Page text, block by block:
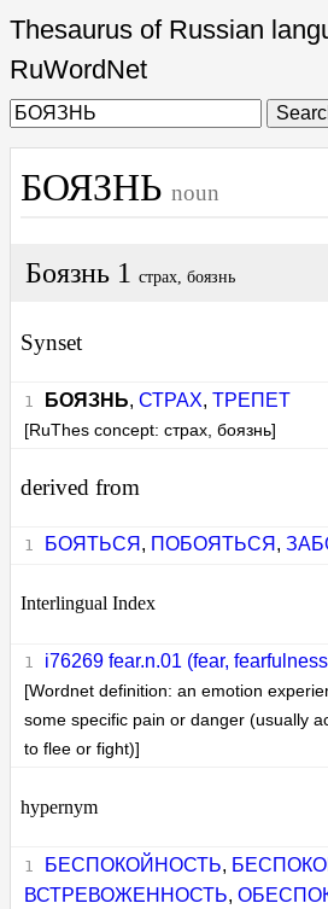
Thesaurus of Russian
RuWordNet
БОЯЗНЬ noun
Боязнь 1 страх, боязнь
Synset
БОЯЗНЬ, СТРАХ, ТРЕПЕТ
[RuThes concept: страх, боязнь]
derived from
БОЯТЬСЯ , ПОБОЯТЬСЯ ,
Interlingual Index
i76269 fear.n.01 (fear,
[Wordnet definition: an emotion
some specific pain or danger (usually
to flee or fight)]
hypernym
БЕСПОКОЙНОСТЬ,
ВСТРЕВОЖЕННОСТЬ,